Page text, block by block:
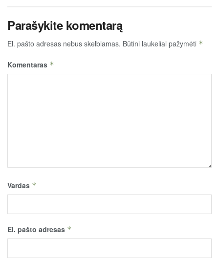
Parašykite komentarą
El. pašto adresas nebus skelbiamas. Būtini laukeliai pažymėti *
Komentaras *
Vardas *
El. pašto adresas *